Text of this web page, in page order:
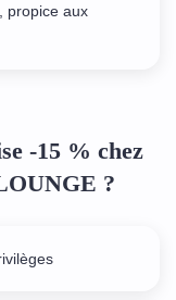
propice aux
-15 % chez
?